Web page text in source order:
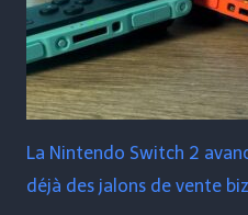
La Nintendo Switch 2
déjà des jalons de vente